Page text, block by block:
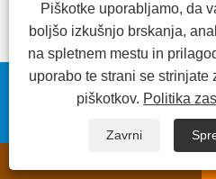
Piškotke uporabljamo, da
boljšo izkušnjo brskanja,
na spletnem mestu in
uporabo te strani se strinjate
piškotkov. Politika
Zavrni
Copyright © 2023 Daya Electric
odklopnik, transformator,